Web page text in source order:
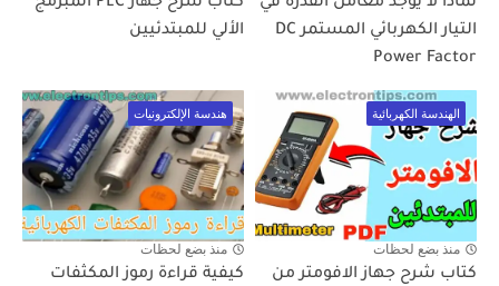
التيار الكهربائي المستمر DC
Power Factor
الألي للمبتدئيين
الهندسة الكهربائية
منذ بضع لحظات
كتاب شرح جهاز الافومتر من
هندسة الإلكترونيات
منذ بضع لحظات
كيفية قراءة رموز المكثفات